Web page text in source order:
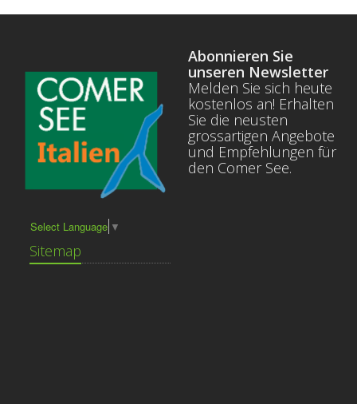
Select Language ▼
Sitemap
Abonnieren Sie
unseren Newsletter
Melden Sie sich heute
kostenlos an! Erhalten
Sie die neusten
grossartigen Angebote
und Empfehlungen für
den Comer See.